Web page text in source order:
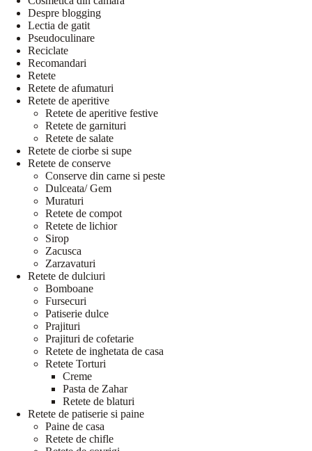
Despre blogging
Lectia de gatit
Pseudoculinare
Reciclate
Recomandari
Retete
Retete de afumaturi
Retete de aperitive
Retete de aperitive festive
Retete de garnituri
Retete de salate
Retete de ciorbe si supe
Retete de conserve
Conserve din carne si peste
Dulceata/ Gem
Muraturi
Retete de compot
Retete de lichior
Sirop
Zacusca
Zarzavaturi
Retete de dulciuri
Bomboane
Fursecuri
Patiserie dulce
Prajituri
Prajituri de cofetarie
Retete de inghetata de casa
Retete Torturi
Creme
Pasta de Zahar
Retete de blaturi
Retete de patiserie si paine
Paine de casa
Retete de chifle